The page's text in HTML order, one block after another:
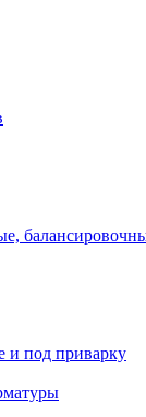
и под приварку